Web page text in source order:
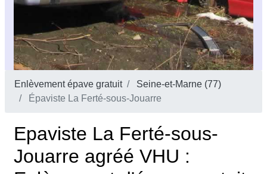
Enlèvement épave gratuit
Seine-et-Marne (77)
Épaviste La Ferté-sous-Jouarre
Epaviste La Ferté-sous-
Jouarre agréé VHU :